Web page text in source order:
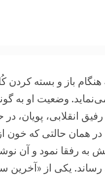
پویان به هنگام باز و
وضعیت او به
انقلابی، پویان،
در همان حالتی که
به رفقا نمود و آن
رساند. یکی از